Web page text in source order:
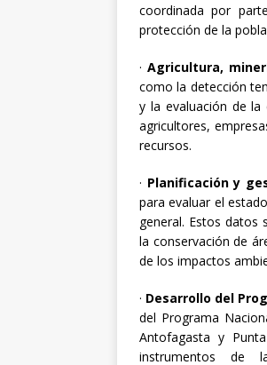
coordinada por
protección de la
· Agricultura,
como la detección
y la evaluación de la
agricultores,
recursos.
· Planificación y
para evaluar el
general. Estos datos
la conservación de
de los impactos
· Desarrollo del
del Programa
Antofagasta y
instrumentos de